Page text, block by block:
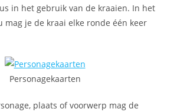
in het gebruik van de kraaien. In het
mag je de kraai elke ronde één keer
Personagekaarten
plaats of voorwerp mag de